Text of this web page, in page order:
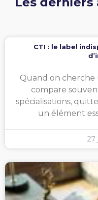
CTI : le label
Quand on cherche
compare
spécialisations,
un élément
27